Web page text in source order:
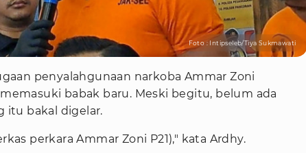
Foto : Intipseleb/Tiya Sukmawati
penyalahgunaan narkoba Ammar Zoni
babak baru. Meski begitu, belum ada
itu bakal digelar.
perkara Ammar Zoni P21)," kata Ardhy.